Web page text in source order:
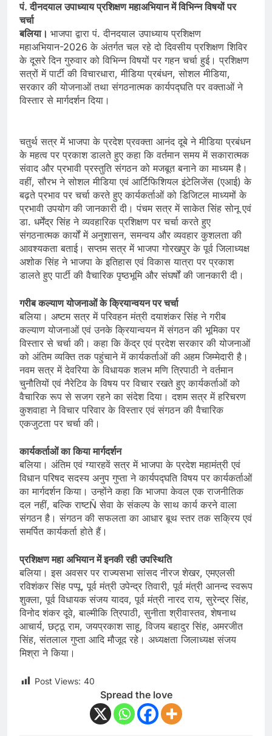
पं. दीनदयाल उपाध्याय प्रशिक्षण महाअभियान में विभिन्न विषयों पर
चर्चा
बलिया। भाजपा द्वारा पं. दीनदयाल उपाध्याय प्रशिक्षण
महाअभियान-2026 के अंतर्गत चल रहे दो दिवसीय प्रशिक्षण शिविर
के दूसरे दिन गुरुवार को विभिन्न विषयों पर गहन चर्चा हुई। प्रशिक्षण
सत्रों में पार्टी की विचारधारा, मीडिया प्रबंधन, सोशल मीडिया,
सरकार की योजनाओं तथा संगठनात्मक कार्यपद्घति पर वक्ताओं ने
विस्तार से मार्गदर्शन दिया।
चतुर्थ सत्र में भाजपा के प्रदेश प्रवक्ता आनंद दूबे ने मीडिया प्रबंधन
के महत्व पर प्रकाश डालते हुए कहा कि वर्तमान समय में सकारात्मक
संवाद और प्रभावी प्रस्तुति संगठन को मजबूत बनाने का माध्यम है।
वहीं, सौरभ ने सोशल मीडिया एवं आर्टिफिशियल इंटेलिजेंस (एआई) के
बढ़ते प्रभाव पर चर्चा करते हुए कार्यकर्ताओं को डिजिटल माध्यमों के
प्रभावी उपयोग की जानकारी दी। पंचम सत्र में साकेत सिंह सोनू एवं
डा. धर्मेंद्र सिंह ने व्यवहारिक प्रशिक्षण पर चर्चा करते हुए
संगठनात्मक कार्यों में अनुशासन, समन्वय और व्यवहार कुशलता की
आवश्यकता बताई। सप्तम सत्र में भाजपा गोरखपुर के पूर्व जिलाध्यक्ष
अशोक सिंह ने भाजपा के इतिहास एवं विकास यात्रा पर प्रकाश
डालते हुए पार्टी की वैचारिक पृष्ठभूमि और संघर्षों की जानकारी दी।
गरीब कल्याण योजनाओं के क्रियान्वयन पर चर्चा
बलिया। अष्टम सत्र में परिवहन मंत्री दयाशंकर सिंह ने गरीब
कल्याण योजनाओं एवं उनके क्रियान्वयन में संगठन की भूमिका पर
विस्तार से चर्चा की। कहा कि केंद्र एवं प्रदेश सरकार की योजनाओं
को अंतिम व्यक्ति तक पहुंचाने में कार्यकर्ताओं की अहम जिम्मेदारी है।
नवम सत्र में देवरिया के विधायक शलभ मणि त्रिपाठी ने वर्तमान
चुनौतियों एवं नैरेटिव के विषय पर विचार रखते हुए कार्यकर्ताओं को
वैचारिक रूप से सजग रहने का संदेश दिया। दशम सत्र में हरिचरण
कुशवाहा ने विचार परिवार के विस्तार एवं संगठन की वैचारिक
एकजुटता पर चर्चा की।
कार्यकर्ताओं का किया मार्गदर्शन
बलिया। अंतिम एवं ग्यारहवें सत्र में भाजपा के प्रदेश महामंत्री एवं
विधान परिषद सदस्य अनुप गुप्ता ने कार्यपद्घति विषय पर कार्यकर्ताओं
का मार्गदर्शन किया। उन्होंने कहा कि भाजपा केवल एक राजनीतिक
दल नहीं, बल्कि राष्टÑ सेवा के संकल्प के साथ कार्य करने वाला
संगठन है। संगठन की सफलता का आधार बूथ स्तर तक सक्रिय एवं
समर्पित कार्यकर्ता होते हैं।
प्रशिक्षण महा अभियान में इनकी रही उपस्थिति
बलिया। इस अवसर पर राज्यसभा सांसद नीरज शेखर, एमएलसी
रविशंकर सिंह पप्पू, पूर्व मंत्री उपेन्द्र तिवारी, पूर्व मंत्री आनन्द स्वरूप
शुक्ला, पूर्व विधायक संजय यादव, पूर्व मंत्री नारद राय, सुरेन्द्र सिंह,
विनोद शंकर दूवे, बाल्मीकि त्रिपाठी, सुनीता श्रीवास्तव, शेषनाथ
आचार्य, छट्ठू राम, जयप्रकाश साहू, विजय बहादुर सिंह, अमरजीत
सिंह, संतलाल गुप्ता आदि मौजूद रहे। अध्यक्षता जिलाध्यक्ष संजय
मिश्रा ने किया।
Post Views: 40
Spread the love